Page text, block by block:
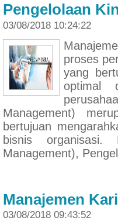
Pengelolaan
03/08/2018 10:24:22
proses
yang
optimal
Management)
bertujuan
bisnis organisasi.
Management),
Manajemen
03/08/2018 09:43:52